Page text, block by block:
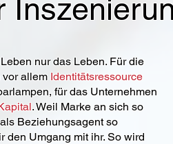
nur das Leben. Für die
allem Identitätsressource
für das Unternehmen
. Weil Marke an sich so
Beziehungsagent so
den Umgang mit ihr. So wird